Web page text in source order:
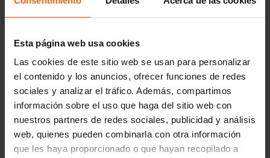
Esta página web usa cookies
Las cookies de este sitio web se usan para personalizar
el contenido y los anuncios, ofrecer funciones de redes
sociales y analizar el tráfico. Además, compartimos
información sobre el uso que haga del sitio web con
nuestros partners de redes sociales, publicidad y análisis
web, quienes pueden combinarla con otra información
que les haya proporcionado o que hayan recopilado a
Enlaces útiles
Placas de cubierta
Equipos de elevación
Equipos de manipulación
Piezas de recambio